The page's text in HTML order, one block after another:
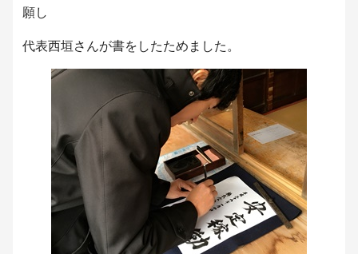
願し
代表西垣さんが書をしたためました。